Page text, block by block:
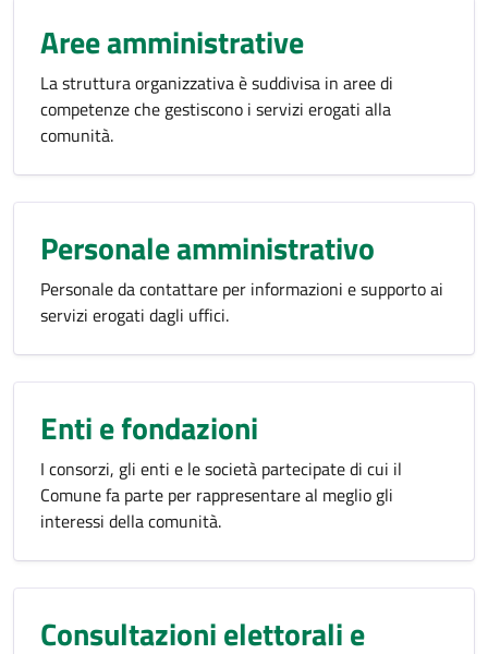
Aree amministrative
La struttura organizzativa è suddivisa in aree di
competenze che gestiscono i servizi erogati alla
comunità.
Personale amministrativo
Personale da contattare per informazioni e supporto ai
servizi erogati dagli uffici.
Enti e fondazioni
I consorzi, gli enti e le società partecipate di cui il
Comune fa parte per rappresentare al meglio gli
interessi della comunità.
Consultazioni elettorali e